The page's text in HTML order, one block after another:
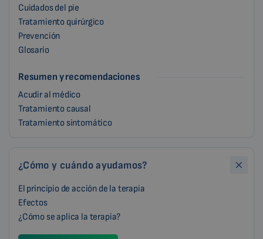
Cuidados del pie
Tratamiento quirúrgico
Prevención
Glosario
Resumen y recomendaciones
Acudir al médico
Tratamiento causal
Tratamiento sintomático
¿Cómo y cuándo ayudamos?
El principio de acción de la terapia
Efectos
¿Cómo se aplica la terapia?